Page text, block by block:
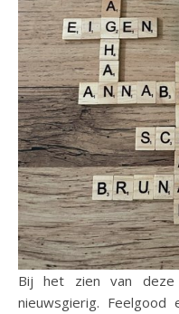
Bij het zien van deze zuurstofroze cover was ik al
nieuwsgierig.